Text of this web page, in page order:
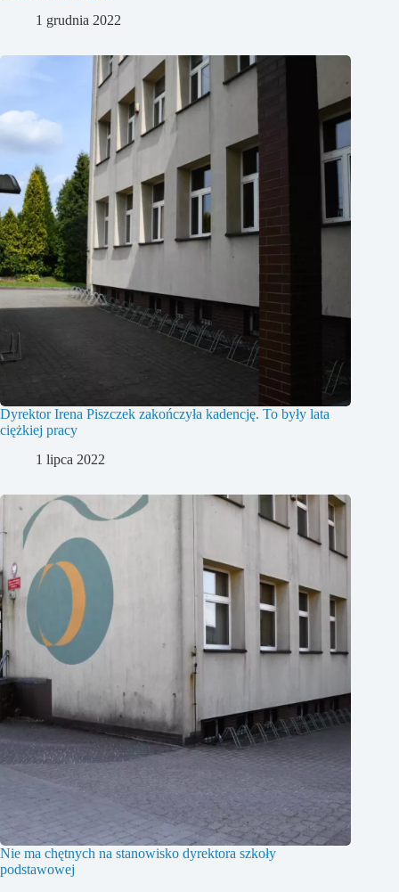
1 grudnia 2022
Dyrektor Irena Piszczek zakończyła kadencję. To były lata
ciężkiej pracy
1 lipca 2022
Nie ma chętnych na stanowisko dyrektora szkoły
podstawowej